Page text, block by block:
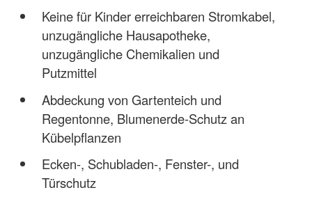
Keine für Kinder erreichbaren Stromkabel,
unzugängliche Hausapotheke,
unzugängliche Chemikalien und
Putzmittel
Abdeckung von Gartenteich und
Regentonne, Blumenerde-Schutz an
Kübelpflanzen
Ecken-, Schubladen-, Fenster-, und
Türschutz